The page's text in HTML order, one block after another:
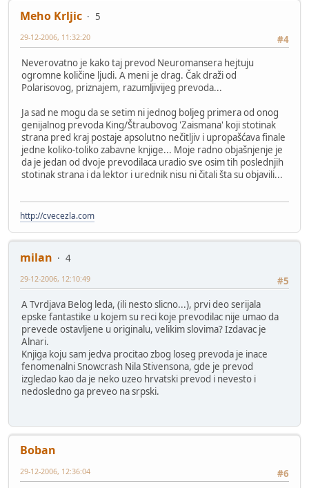
Meho Krljic
5
#4
29-12-2006, 11:32:20
Neverovatno je kako taj prevod Neuromansera hejtuju
ogromne količine ljudi. A meni je drag. Čak draži od
Polarisovog, priznajem, razumljivijeg prevoda...
Ja sad ne mogu da se setim ni jednog boljeg primera od onog
genijalnog prevoda King/Štraubovog 'Zaismana' koji stotinak
strana pred kraj postaje apsolutno nečitljiv i upropašćava finale
jedne koliko-toliko zabavne knjige... Moje radno objašnjenje je
da je jedan od dvoje prevodilaca uradio sve osim tih poslednjih
stotinak strana i da lektor i urednik nisu ni čitali šta su objavili...
http://cvecezla.com
milan
4
#5
29-12-2006, 12:10:49
A Tvrdjava Belog leda, (ili nesto slicno...), prvi deo serijala
epske fantastike u kojem su reci koje prevodilac nije umao da
prevede ostavljene u originalu, velikim slovima? Izdavac je
Alnari.
Knjiga koju sam jedva procitao zbog loseg prevoda je inace
fenomenalni Snowcrash Nila Stivensona, gde je prevod
izgledao kao da je neko uzeo hrvatski prevod i nevesto i
nedosledno ga preveo na srpski.
Boban
#6
29-12-2006, 12:36:04